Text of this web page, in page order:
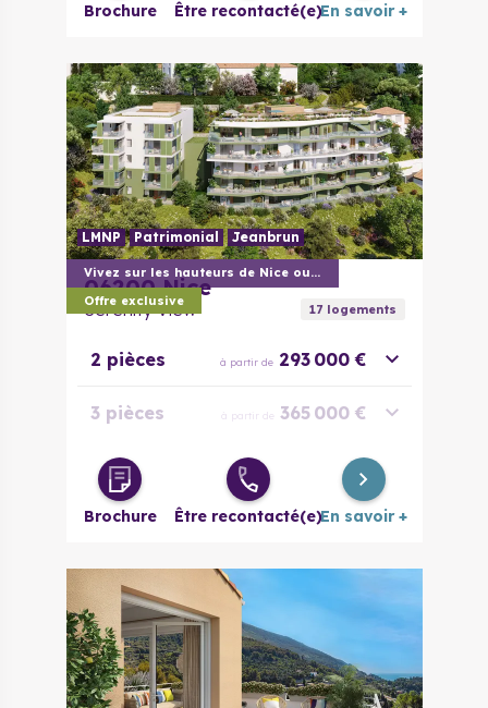
Brochure Être recontacté(e)En savoir +
Vivez sur les hauteurs de Nice ouest
Offre exclusive
LMNP Patrimonial Jeanbrun
06200 Nice
Serenity View 17logements
2 pièces à partir de 293 000 €
3 pièces à partir de 365 000 €
4 pièces à partir de 848 000 €
Brochure Être recontacté(e)En savoir +